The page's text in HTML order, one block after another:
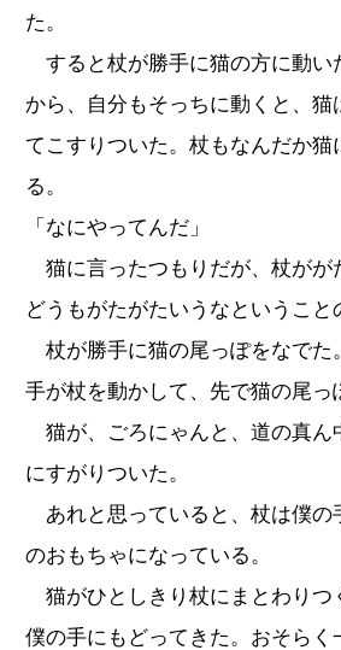
た。
すると杖が勝手に猫の方に動い
から、自分もそっちに動くと、猫
てこすりついた。杖もなんだか猫
る。
「なにやってんだ」
猫に言ったつもりだが、杖がが
どうもがたがたいうなということ
杖が勝手に猫の尾っぽをなでた
手が杖を動かして、先で猫の尾っ
猫が、ごろにゃんと、道の真ん
にすがりついた。
あれと思っていると、杖は僕の
のおもちゃになっている。
猫がひとしきり杖にまとわりつ
僕の手にもどってきた。おそらく